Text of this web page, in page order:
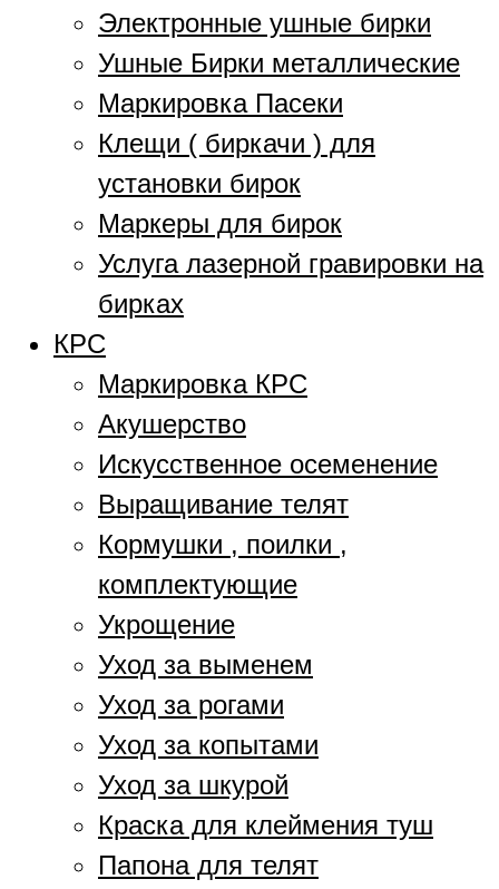
Электронные ушные бирки
Ушные Бирки металлические
Маркировка Пасеки
Клещи ( биркачи ) для
установки бирок
Маркеры для бирок
Услуга лазерной гравировки на
бирках
КРС
Маркировка КРС
Акушерство
Искусственное осеменение
Выращивание телят
Кормушки , поилки ,
комплектующие
Укрощение
Уход за выменем
Уход за рогами
Уход за копытами
Уход за шкурой
Краска для клеймения туш
Папона для телят